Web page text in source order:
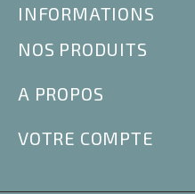
INFORMATIONS
NOS PRODUITS
A PROPOS
VOTRE COMPTE